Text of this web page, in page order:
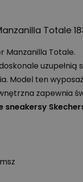
Totale
Manzanilla Totale.
Model ten
zapewnia
sneakersy